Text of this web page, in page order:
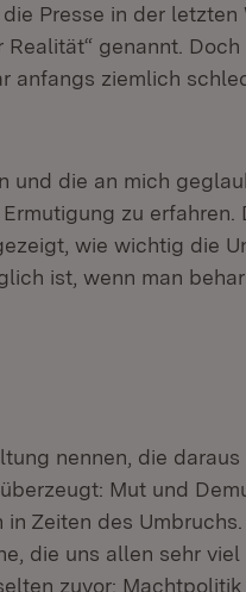
Presse in der letzten
genannt.
anfangs ziemlich
und die an mich
zu erfahren.
wie wichtig die
ist, wenn man
nennen, die
Mut und
Zeiten des
die uns allen sehr
zuvor: